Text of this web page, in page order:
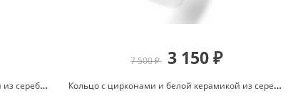
Кольцо с лондон топазом и фианитами из серебра 925 с родированием 01-1778/00ТЛ-00
7 500 ₽ 3 150 ₽
Кольцо с цирконами и белой керамикой из серебра 925 с родированием 636477